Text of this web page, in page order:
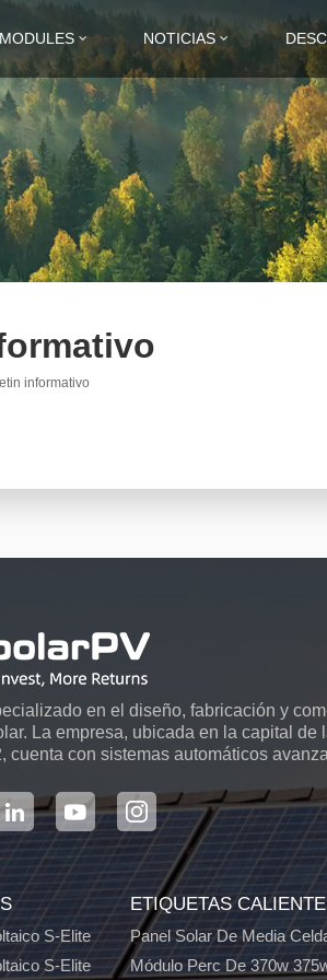
NOTICIAS
informativo
en el diseño, fabricación y
La empresa, ubicada en la capital de
con sistemas automáticos
S-Elite
S-Elite
ETIQUETAS
Panel Solar De Media
Módulo Perc De 370w